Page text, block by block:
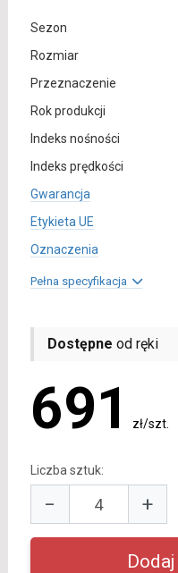
Sezon
Rozmiar
Przeznaczenie
Rok produkcji
Indeks nośności
Indeks prędkości
Gwarancja
Etykieta UE
Oznaczenia
Pełna specyfikacja
Dostępne od ręki
691 zł/szt.
Liczba sztuk:
− +